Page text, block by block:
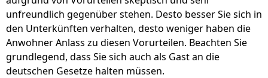
unfreundlich gegenüber stehen. Desto besser Sie sich in
den Unterkünften verhalten, desto weniger haben die
Anwohner Anlass zu diesen Vorurteilen. Beachten Sie
grundlegend, dass Sie sich auch als Gast an die
deutschen Gesetze halten müssen.